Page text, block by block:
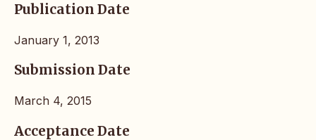
Publication Date
January 1, 2013
Submission Date
March 4, 2015
Acceptance Date